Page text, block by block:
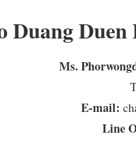
Duang
Ms.
E-mail:
Line